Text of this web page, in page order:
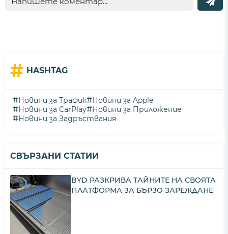
# HASHTAG
#Новини за Трафик#Новини за Apple
#Новини за CarPlay#Новини за Приложение
#Новини за Задръствания
СВЪРЗАНИ СТАТИИ
BYD РАЗКРИВА ТАЙНИТЕ НА СВОЯТА
ПЛАТФОРМА ЗА БЪРЗО ЗАРЕЖДАНЕ